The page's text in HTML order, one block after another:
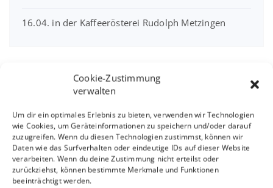
Cookie-Zustimmung
verwalten
Um dir ein optimales Erlebnis zu bieten, verwenden wir Technologien
wie Cookies, um Geräteinformationen zu speichern und/oder darauf
zuzugreifen. Wenn du diesen Technologien zustimmst, können wir
Daten wie das Surfverhalten oder eindeutige IDs auf dieser Website
verarbeiten. Wenn du deine Zustimmung nicht erteilst oder
zurückziehst, können bestimmte Merkmale und Funktionen
beeinträchtigt werden.
16.04. in der Kaffeerösterei Rudolph Metzingen
Interview mit Sandra
Klicke hier, um Marketing-Cookies zu